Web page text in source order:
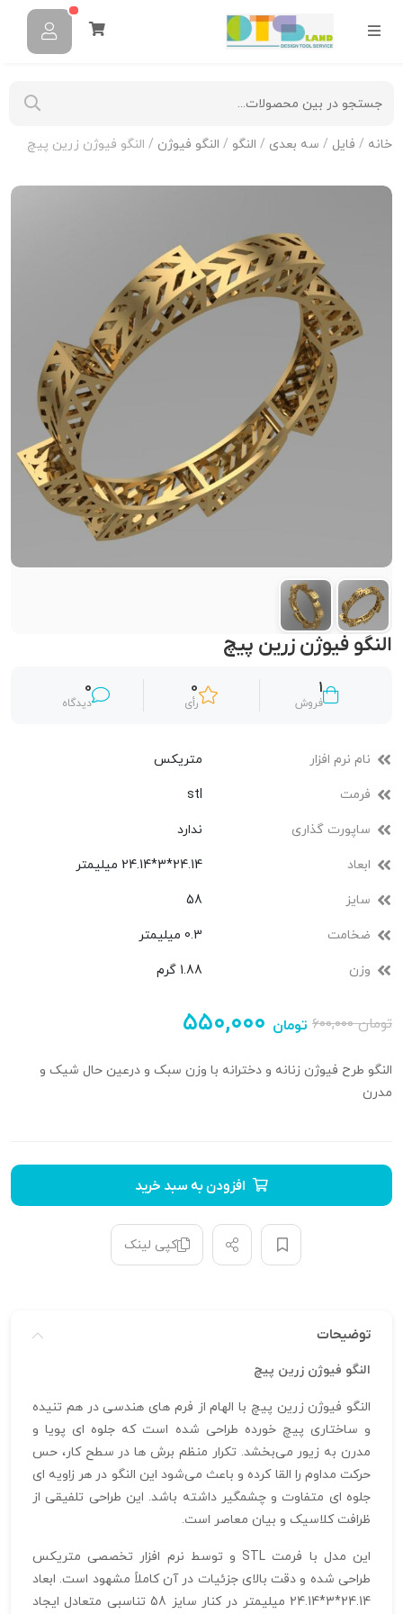
خانه / فایل / سه بعدی / النگو / النگو فیوژن / النگو فیوژن زرین‌ پیچ
النگو فیوژن زرین‌ پیچ
1
فروش
0
رأی
0
دیدگاه
نام نرم افزار متریکس
فرمت stl
ساپورت گذاری ندارد
ابعاد 24.14*3*24.14 میلیمتر
سایز 58
ضخامت 0.3 میلیمتر
وزن 1.88 گرم
۶۰۰,۰۰۰تومان ۵۵۰,۰۰۰ تومان
النگو طرح فیوژن زنانه و دخترانه با وزن سبک و درعین حال شیک و
مدرن
افزودن به سبد خرید
کپی لینک
توضیحات
النگو فیوژن زرین‌ پیچ
النگو فیوژن زرین‌ پیچ با الهام از فرم‌ های هندسی در هم‌ تنیده
و ساختاری پیچ‌ خورده طراحی شده است که جلوه‌ ای پویا و
مدرن به زیور می‌بخشد. تکرار منظم برش‌ ها در سطح کار، حس
حرکت مداوم را القا کرده و باعث می‌شود این النگو در هر زاویه‌ ای
جلوه‌ ای متفاوت و چشمگیر داشته باشد. این طراحی تلفیقی از
ظرافت کلاسیک و بیان معاصر است.
این مدل با فرمت STL و توسط نرم‌ افزار تخصصی متریکس
طراحی شده و دقت بالای جزئیات در آن کاملاً مشهود است. ابعاد
24.14*3*24.14 میلیمتر در کنار سایز 58 تناسبی متعادل ایجاد